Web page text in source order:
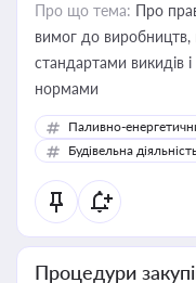
Про що тема: Про
вимог до виробництв,
стандартами викидів
нормами
Паливно-
Будівельна
Процедури